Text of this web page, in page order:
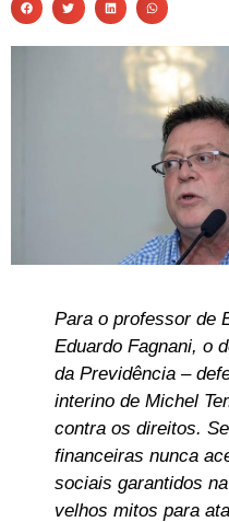
Para o professor de
Eduardo Fagnani, o
da Previdência –
interino de Michel
contra os direitos.
financeiras nunca
sociais garantidos
velhos mitos para